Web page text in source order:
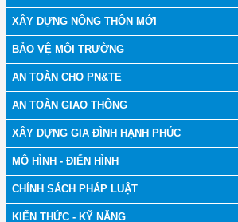
XÂY DỰNG NÔNG THÔN MỚI
BẢO VỆ MÔI TRƯỜNG
AN TOÀN CHO PN&TE
AN TOÀN GIAO THÔNG
XÂY DỰNG GIA ĐÌNH HẠNH PHÚC
MÔ HÌNH - ĐIỂN HÌNH
CHÍNH SÁCH PHÁP LUẬT
KIẾN THỨC - KỸ NĂNG